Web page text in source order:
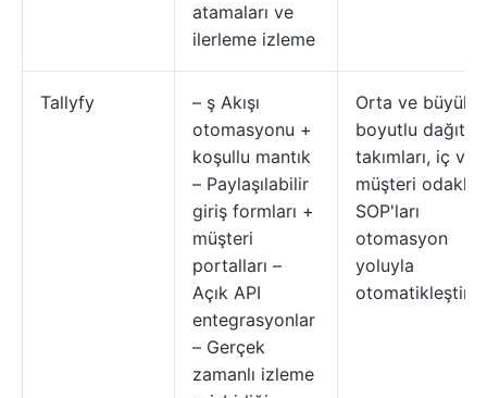
atamaları ve
ilerleme izleme
Tallyfy
– ş Akışı
otomasyonu +
koşullu mantık
– Paylaşılabilir
giriş formları +
müşteri
portalları –
Açık API
entegrasyonlar
– Gerçek
zamanlı izleme
Orta ve büyük
boyutlu dağıtım
takımları, iç ve
müşteri odaklı
SOP'ları
otomasyon
yoluyla